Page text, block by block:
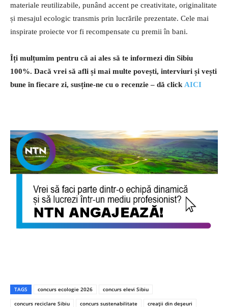
materiale reutilizabile, punând accent pe creativitate, originalitate
și mesajul ecologic transmis prin lucrările prezentate. Cele mai
inspirate proiecte vor fi recompensate cu premii în bani.
Îți mulțumim pentru că ai ales să te informezi din Sibiu
100%. Dacă vrei să afli și mai multe povești, interviuri și vești
bune în fiecare zi, susține-ne cu o recenzie – dă click AICI
TAGS concurs ecologie 2026
concurs elevi Sibiu
concurs reciclare Sibiu
concurs sustenabilitate
creații din deșeuri